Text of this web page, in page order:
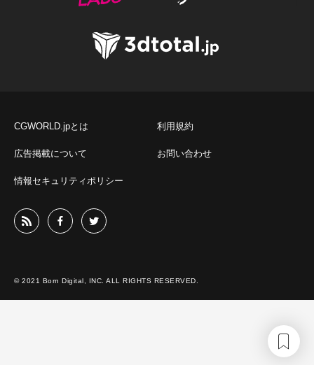
CGWORLD.jpとは 利用規約
広告掲載について お問い合わせ
情報セキュリティポリシー
© 2021 Born Digital, INC. ALL RIGHTS RESERVED.